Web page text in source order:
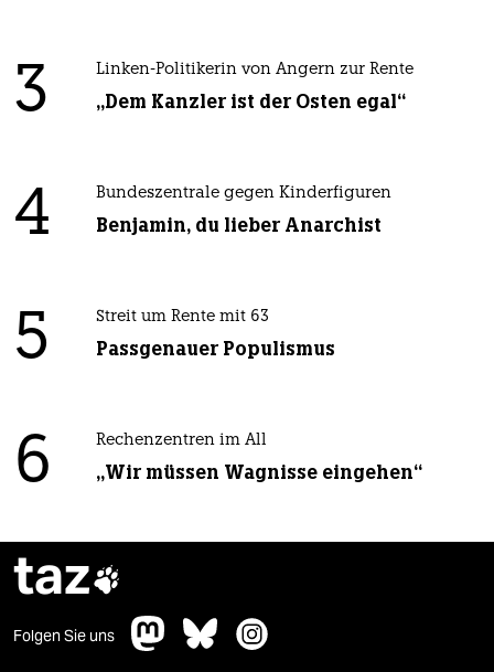
3 Linken-Politikerin von Angern zur Rente
„Dem Kanzler ist der Osten egal“
4 Bundeszentrale gegen Kinderfiguren
Benjamin, du lieber Anarchist
5 Streit um Rente mit 63
Passgenauer Populismus
6 Rechenzentren im All
„Wir müssen Wagnisse eingehen“
taz
Folgen Sie uns